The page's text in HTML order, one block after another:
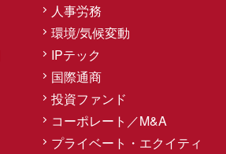
人事労務
環境/気候変動
IPテック
国際通商
投資ファンド
コーポレート／M&A
プライベート・エクイティ